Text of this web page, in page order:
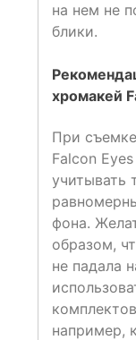
на нем не
блики.
хромакей
При
Falcon
учитывать
фона.
образом,
не падала
например,